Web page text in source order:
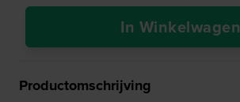
In Winkelwagen
Productomschrijving